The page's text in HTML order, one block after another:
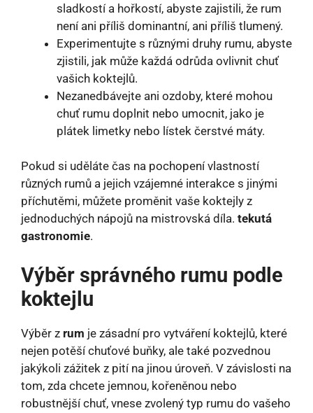
sladkostí a hořkostí, abyste zajistili, že rum
není ani příliš dominantní, ani příliš tlumený.
Experimentujte s různými druhy rumu, abyste
zjistili, jak může každá odrůda ovlivnit chuť
vašich koktejlů.
Nezanedbávejte ani ozdoby, které mohou
chuť rumu doplnit nebo umocnit, jako je
plátek limetky nebo lístek čerstvé máty.
Pokud si uděláte čas na pochopení vlastností
různých rumů a jejich vzájemné interakce s jinými
příchutěmi, můžete proměnit vaše koktejly z
jednoduchých nápojů na mistrovská díla. tekutá
gastronomie.
Výběr správného rumu podle
koktejlu
Výběr z rum je zásadní pro vytváření koktejlů, které
nejen potěší chuťové buňky, ale také pozvednou
jakýkoli zážitek z pití na jinou úroveň. V závislosti na
tom, zda chcete jemnou, kořeněnou nebo
robustnější chuť, vnese zvolený typ rumu do vašeho